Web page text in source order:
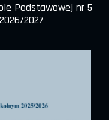
Podstawowej nr 5
2027